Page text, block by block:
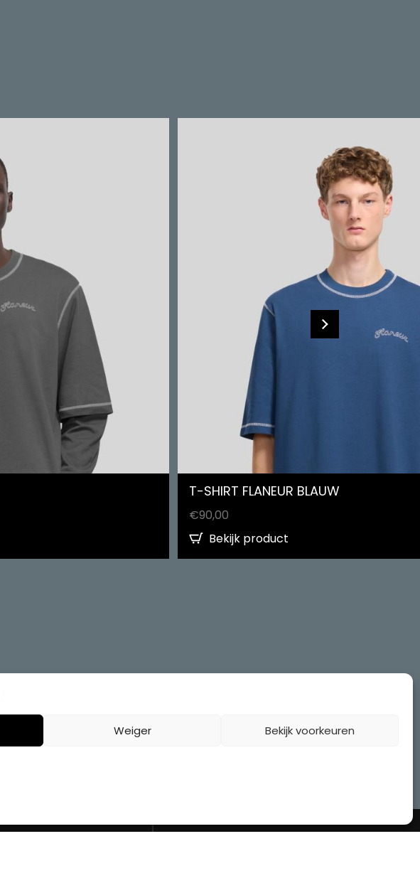
Weiger Bekijk voorkeuren
T-SHIRT FLANEUR BLAUW
€90,00
Bekijk product